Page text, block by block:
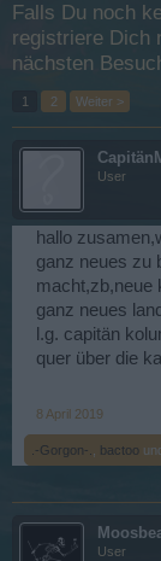
Falls Du noch
registriere Dich
nächsten
1 2 Weiter >
User
hallo
ganz neues zu
macht,zb,neue
ganz neues
l.g. capitän
quer über die
8 April 2019
.-Gorgon-. bactoo
User